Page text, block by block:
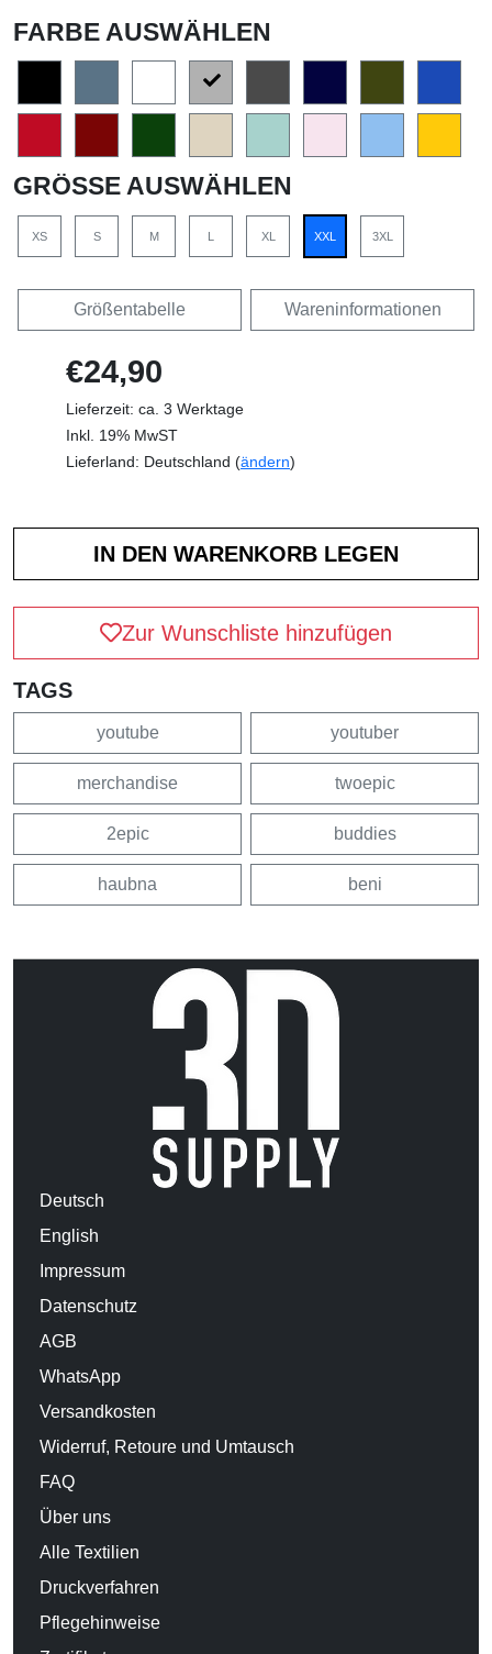
FARBE AUSWÄHLEN
GRÖSSE AUSWÄHLEN
XS S M L XL XXL 3XL
Größentabelle Wareninformationen
€24,90
Lieferzeit: ca. 3 Werktage
Inkl. 19% MwST
Lieferland: Deutschland (ändern)
Zur Wunschliste hinzufügen
TAGS
youtube youtuber
merchandise twoepic
2epic buddies
haubna beni
Deutsch
English
Impressum
Datenschutz
AGB
WhatsApp
Versandkosten
Widerruf, Retoure und Umtausch
FAQ
Über uns
Alle Textilien
Druckverfahren
Pflegehinweise